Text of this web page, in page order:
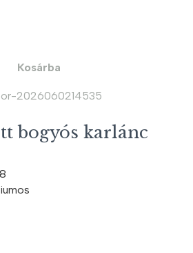
Ft.
Kosárba
bogyós karlánc